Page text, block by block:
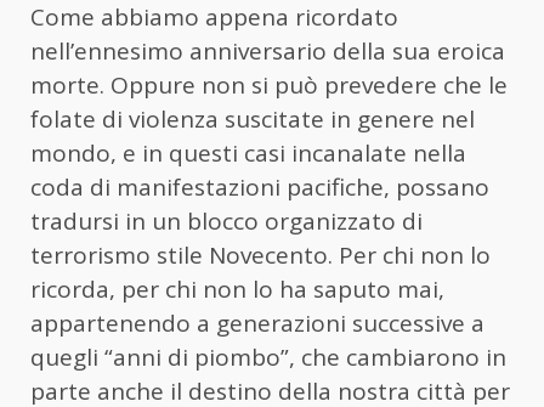
Come abbiamo appena ricordato
nell’ennesimo anniversario della sua eroica
morte. Oppure non si può prevedere che le
folate di violenza suscitate in genere nel
mondo, e in questi casi incanalate nella
coda di manifestazioni pacifiche, possano
tradursi in un blocco organizzato di
terrorismo stile Novecento. Per chi non lo
ricorda, per chi non lo ha saputo mai,
appartenendo a generazioni successive a
quegli “anni di piombo”, che cambiarono in
parte anche il destino della nostra città per